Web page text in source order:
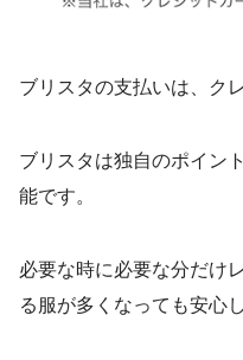
ブリスタの支払いは、ク
ブリスタは独自のポイン
能です。
必要な時に必要な分だけ
る服が多くなっても安心